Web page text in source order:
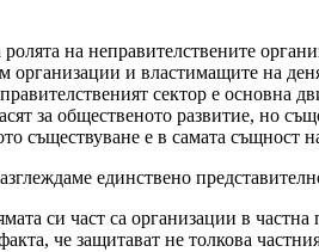
на неправителствените
и властимащите на
сектор е
за общественото развитие, но
съществуване е в самата същност
единствено
си част са организации в
че защитават не толкова